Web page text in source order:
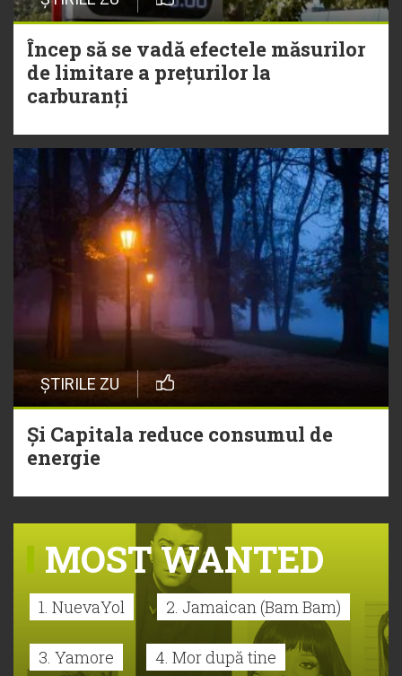
Încep să se vadă efectele măsurilor
de limitare a prețurilor la
carburanți
ȘTIRILE ZU
Și Capitala reduce consumul de
energie
MOST WANTED
1. NuevaYol 2. Jamaican (Bam Bam)
3. Yamore 4. Mor după tine